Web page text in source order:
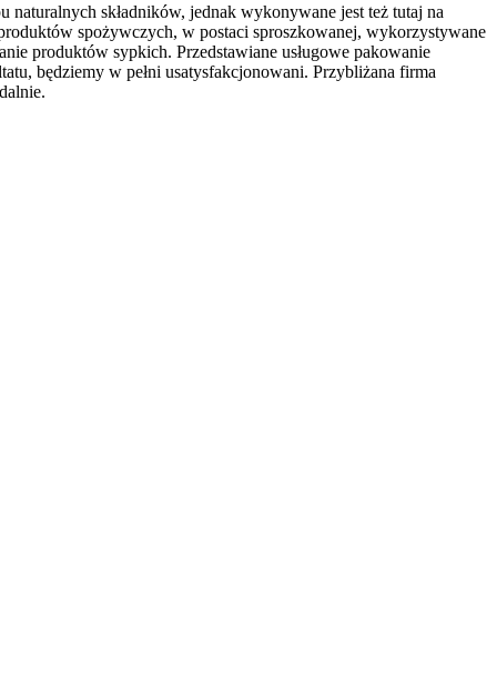
naturalnych składników, jednak wykonywane jest też tutaj na
spożywczych, w postaci sproszkowanej, wykorzystywane
produktów sypkich. Przedstawiane usługowe pakowanie
będziemy w pełni usatysfakcjonowani. Przybliżana firma